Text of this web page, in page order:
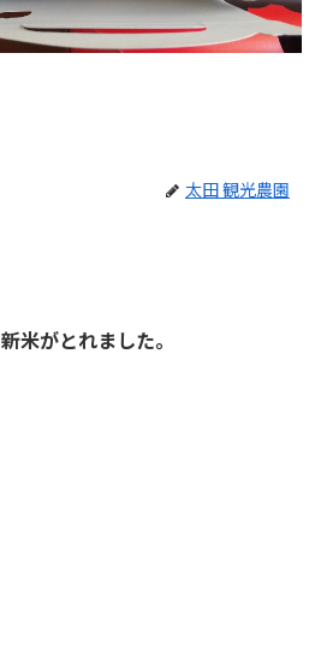
太田 観光農園
新米がとれました。